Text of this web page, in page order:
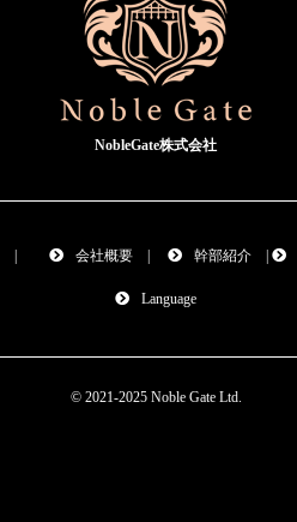
NobleGate株式会社
| 会社概要 | 幹部紹介 |
Language
© 2021-2025 Noble GateLtd.